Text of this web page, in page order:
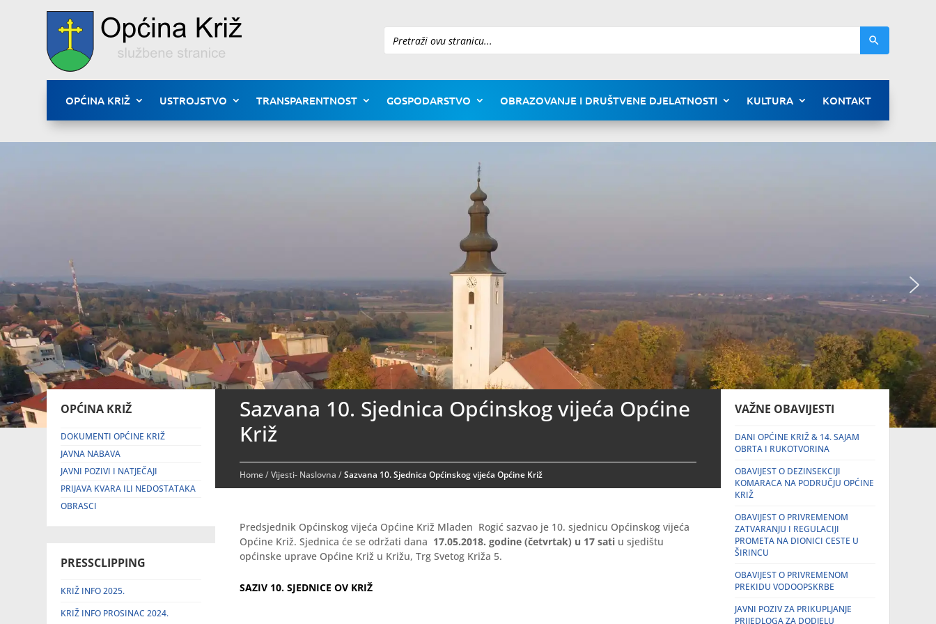
Pretraži
OPĆINA KRIŽ USTROJSTVO TRANSPARENTNOST GOSPODARSTVO OBRAZOVANJE I DRUŠTVENE DJELATNOSTI KULTURA KONTAKT
OPĆINA KRIŽ
DOKUMENTI OPĆINE KRIŽ
JAVNA NABAVA
JAVNI POZIVI I NATJEČAJI
PRIJAVA KVARA ILI NEDOSTATAKA
OBRASCI
PRESSCLIPPING
KRIŽ INFO 2025.
KRIŽ INFO PROSINAC 2024.
Sazvana 10. Sjednica Općinskog vijeća Općine
Križ
Home/Vijesti- Naslovna /Sazvana 10. Sjednica Općinskog vijeća Općine Križ
Predsjednik Općinskog vijeća Općine Križ Mladen Rogić sazvao je 10. sjednicu Općinskog vijeća
Općine Križ. Sjednica će se održati dana 17.05.2018. godine (četvrtak) u 17 sati u sjedištu
općinske uprave Općine Križ u Križu, Trg Svetog Križa 5.
SAZIV 10. SJEDNICE OV KRIŽ
VAŽNE OBAVIJESTI
DANI OPĆINE KRIŽ & 14. SAJAM
OBRTA I RUKOTVORINA
OBAVIJEST O DEZINSEKCIJI
KOMARACA NA PODRUČJU OPĆINE
KRIŽ
OBAVIJEST O PRIVREMENOM
ZATVARANJU I REGULACIJI
PROMETA NA DIONICI CESTE U
ŠIRINCU
OBAVIJEST O PRIVREMENOM
PREKIDU VODOOPSKRBE
JAVNI POZIV ZA PRIKUPLJANJE
PRIJEDLOGA ZA DODJELU